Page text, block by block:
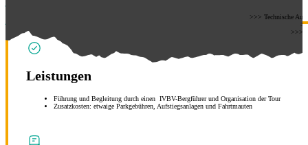
>>> Technische
>>>
Leistungen
Führung und Begleitung durch einen IVBV-Bergführer und Organisation der Tour
Zusatzkosten: etwaige Parkgebühren, Aufstiegsanlagen und Fahrtmauten